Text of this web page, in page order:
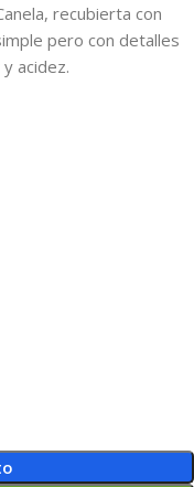
recubierta con
pero con detalles
acidez.